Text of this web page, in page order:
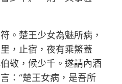
。楚王少女為魅所病，
，止宿，夜有乘鱉蓋
敬，候少千。遂請內酒
：“楚王女病，是吾所